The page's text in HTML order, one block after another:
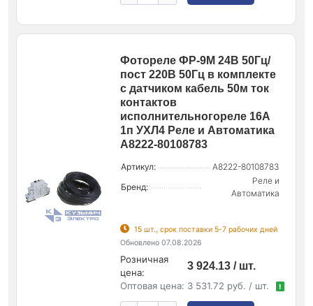
Фотореле ФР-9М 24В 50Гц/
пост 220В 50Гц в комплекте
с датчиком кабель 50м ток
контактов
исполнительногореле 16А
1п УХЛ4 Реле и Автоматика
A8222-80108783
Артикул:
A8222-80108783
Бренд:
Реле и
Автоматика
15 шт., срок поставки 5-7 рабочих дней
Обновлено 07.08.2026
Розничная
цена:
3 924.13 / шт.
Оптовая цена: 3 531.72 руб. / шт. !